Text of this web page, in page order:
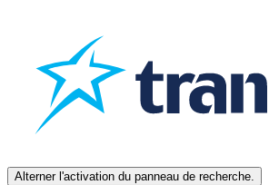
Alterner l'activation du panneau de recherche.